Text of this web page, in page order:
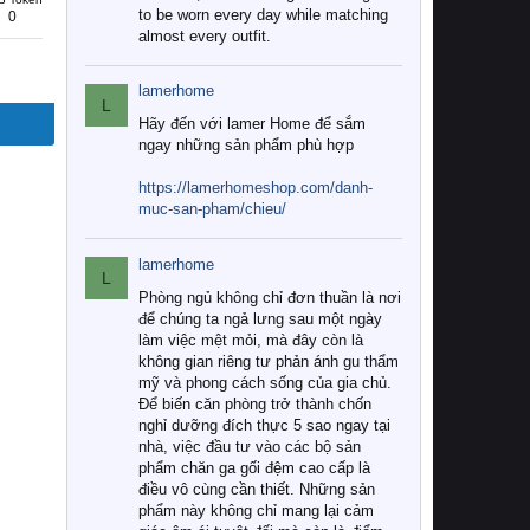
0
to be worn every day while matching
almost every outfit.
L
lamerhome
Hãy đến với lamer Home để sắm
ngay những sản phẩm phù hợp
https://lamerhomeshop.com/danh-
muc-san-pham/chieu/
L
lamerhome
Phòng ngủ không chỉ đơn thuần là nơi
để chúng ta ngả lưng sau một ngày
làm việc mệt mỏi, mà đây còn là
không gian riêng tư phản ánh gu thẩm
mỹ và phong cách sống của gia chủ.
Để biến căn phòng trở thành chốn
nghỉ dưỡng đích thực 5 sao ngay tại
nhà, việc đầu tư vào các bộ sản
phẩm chăn ga gối đệm cao cấp là
điều vô cùng cần thiết. Những sản
phẩm này không chỉ mang lại cảm